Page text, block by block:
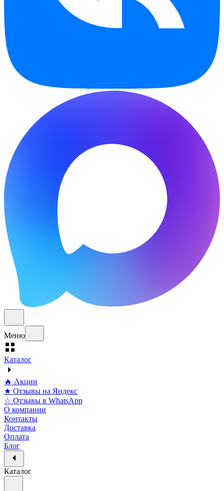
Меню
Каталог
🔥 Акции
★ Отзывы на Яндекс
☆ Отзывы в WhatsApp
О компании
Контакты
Доставка
Оплата
Блог
Каталог